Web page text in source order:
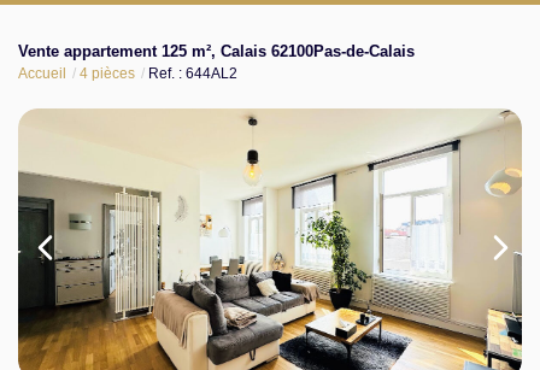
Acheter
Agence
Nos outils
Contact
Vente appartement 125 m², Calais 62100Pas-de-Calais
Accueil 4 pièces Ref. : 644AL2